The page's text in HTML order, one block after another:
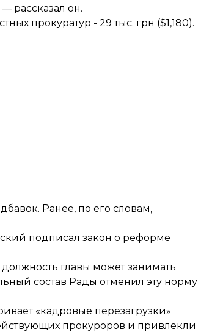
рассказал он.
прокуратур - 29 тыс. грн ($1,180).
Ранее, по его словам,
подписал закон о реформе
главы может занимать
состав Рады отменил эту норму
«кадровые перезагрузки»
прокуроров и привлекли